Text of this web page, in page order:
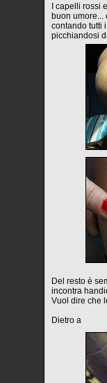
I capelli rossi
buon umore...
contando tutti
picchiandosi
Del resto è
incontra
Vuol dire che
Dietro a